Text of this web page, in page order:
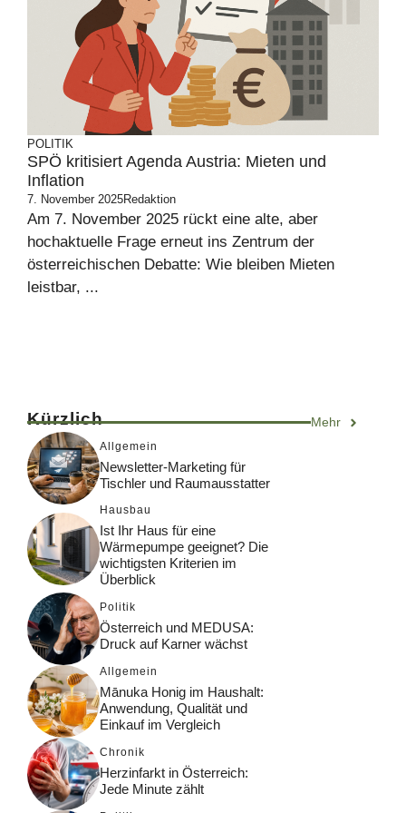
POLITIK
SPÖ kritisiert Agenda Austria: Mieten und
Inflation
7. November 2025Redaktion
Am 7. November 2025 rückt eine alte, aber
hochaktuelle Frage erneut ins Zentrum der
österreichischen Debatte: Wie bleiben Mieten
leistbar, ...
Kürzlich Mehr
Allgemein
Newsletter-Marketing für
Tischler und Raumausstatter
Hausbau
Ist Ihr Haus für eine
Wärmepumpe geeignet? Die
wichtigsten Kriterien im
Überblick
Politik
Österreich und MEDUSA:
Druck auf Karner wächst
Allgemein
Mānuka Honig im Haushalt:
Anwendung, Qualität und
Einkauf im Vergleich
Chronik
Herzinfarkt in Österreich:
Jede Minute zählt